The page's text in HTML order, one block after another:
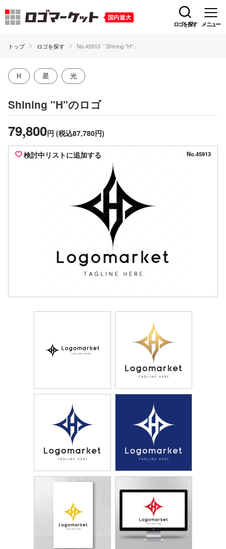
ロゴを探す メニュー
トップ ロゴを探す No.45913「Shining "H"」
H 星 光
Shining "H"のロゴ
79,800円 (税込87,780円)
検討中リストに追加する No.45913